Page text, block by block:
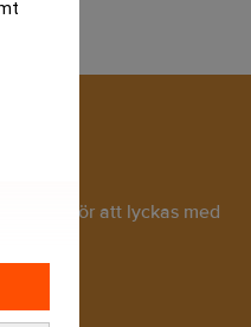
krävs för att lyckas med